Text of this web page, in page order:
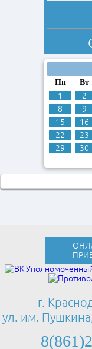
Пн Вт
1 2
8
9
15
16
22
23
29
30
г.
ул. им.